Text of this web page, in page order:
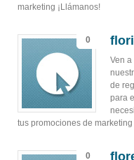
marketing ¡Llámanos!
0
Ven
de
para
tus promociones de marketing
0